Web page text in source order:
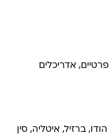
אדריכלים
ברזיל, איטליה, סין